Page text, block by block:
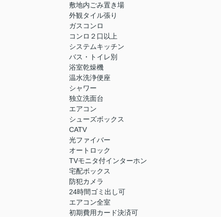
敷地内ごみ置き場
外観タイル張り
ガスコンロ
コンロ２口以上
システムキッチン
バス・トイレ別
浴室乾燥機
温水洗浄便座
シャワー
独立洗面台
エアコン
シューズボックス
CATV
光ファイバー
オートロック
TVモニタ付インターホン
宅配ボックス
防犯カメラ
24時間ゴミ出し可
エアコン全室
初期費用カード決済可